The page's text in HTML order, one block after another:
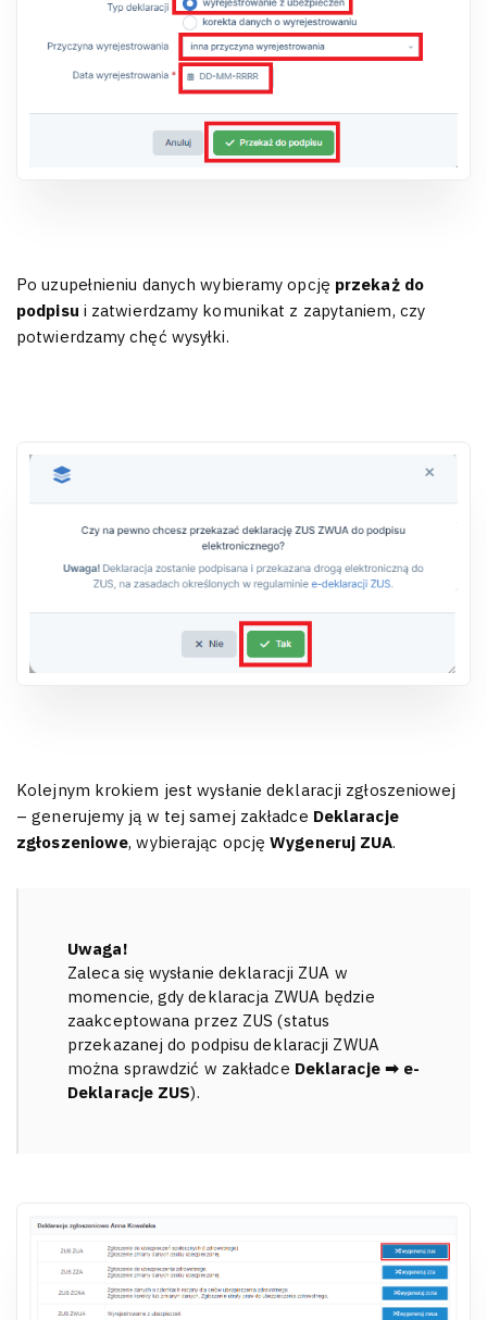
Po uzupełnieniu danych wybieramy opcję przekaż do
podpisu i zatwierdzamy komunikat z zapytaniem, czy
potwierdzamy chęć wysyłki.
Kolejnym krokiem jest wysłanie deklaracji zgłoszeniowej
– generujemy ją w tej samej zakładce Deklaracje
zgłoszeniowe, wybierając opcjęWygeneruj ZUA.
Uwaga!
Zaleca się wysłanie deklaracji ZUA w
momencie, gdy deklaracja ZWUA będzie
zaakceptowana przez ZUS (status
przekazanej do podpisu deklaracji ZWUA
można sprawdzić w zakładce Deklaracje ➡ e-
Deklaracje ZUS).